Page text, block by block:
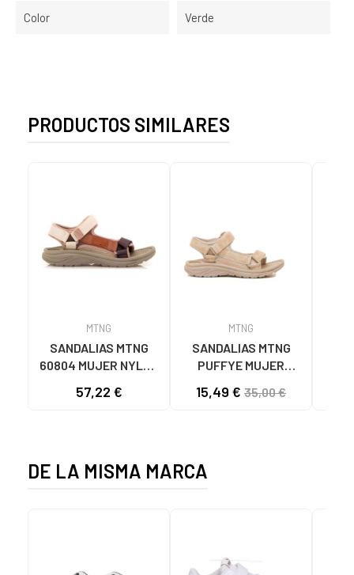
Color Verde
PRODUCTOS SIMILARES
MTNG
SANDALIAS MTNG
60804 MUJER NYLON
TAUPE C59615 - -
57,22 €
MTNG
SANDALIAS MTNG
PUFFYE MUJER
C60056 C60056 -
15,49 € 35,00 €
DE LA MISMA MARCA